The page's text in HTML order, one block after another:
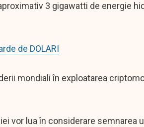
3 gigawatti de energie
de DOLARI
mondiali în exploatarea
vor lua în considerare semnarea